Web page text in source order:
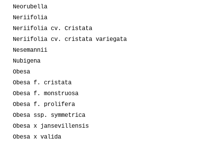
Neorubella
Neriifolia
Neriifolia cv. Cristata
Neriifolia cv. cristata variegata
Nesemannii
Nubigena
Obesa
Obesa f. cristata
Obesa f. monstruosa
Obesa f. prolifera
Obesa ssp. symmetrica
Obesa x jansevillensis
Obesa x valida